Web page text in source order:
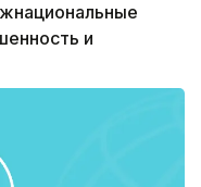
и